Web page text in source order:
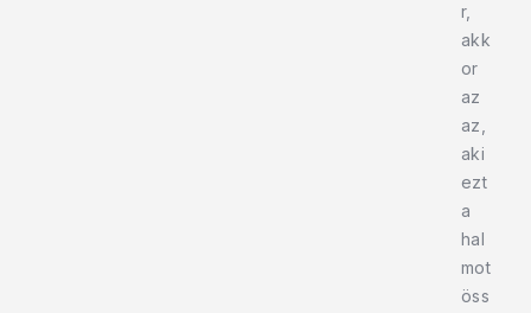
r,
akk
or
az
az,
aki
ezt
a
hal
mot
öss